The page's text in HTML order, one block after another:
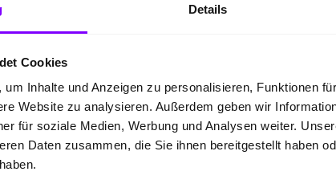
Details
Cookies
Inhalte und Anzeigen zu personalisieren, Funktionen
Website zu analysieren. Außerdem geben wir
für soziale Medien, Werbung und Analysen weiter.
Daten zusammen, die Sie ihnen bereitgestellt haben
Mehr Fahrzeuge anzeigen